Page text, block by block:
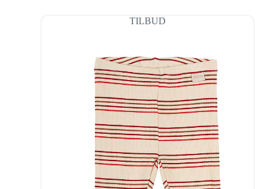
var:
169,95 kr..
er:
110,47 kr..
TILBUD